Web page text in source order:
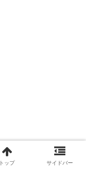
トップ サイドバー